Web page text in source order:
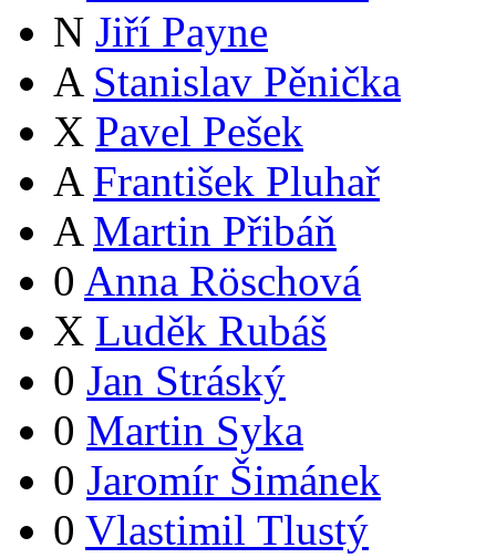
N Jiří Payne
A Stanislav Pěnička
X Pavel Pešek
A František Pluhař
A Martin Přibáň
0 Anna Röschová
X Luděk Rubáš
0 Jan Stráský
0 Martin Syka
0 Jaromír Šimánek
0 Vlastimil Tlustý